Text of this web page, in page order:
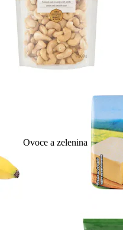
Ovoce a zelenina